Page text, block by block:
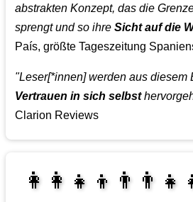
abstrakten Konzept, das die
sprengt und so ihreSicht auf die
País, größte Tageszeitung
"Leser[*innen] werden aus diesem
Vertrauen in sich selbst
Clarion Reviews